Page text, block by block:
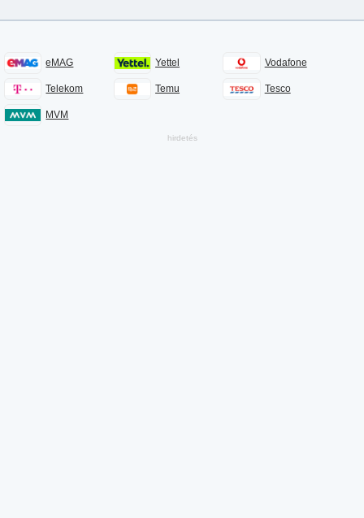
eMAG Yettel Vodafone
Telekom Temu Tesco
MVM